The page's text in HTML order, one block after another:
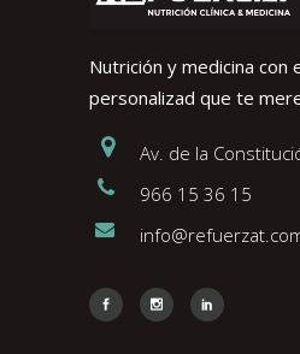
Nutrición y medicina con
personalizad que te
Av. de la
966 15 36 15